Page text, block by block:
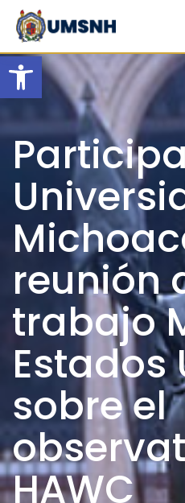
Open toolbar
Skip
content
reunión
trabajo
Estados
sobre el
HAWC